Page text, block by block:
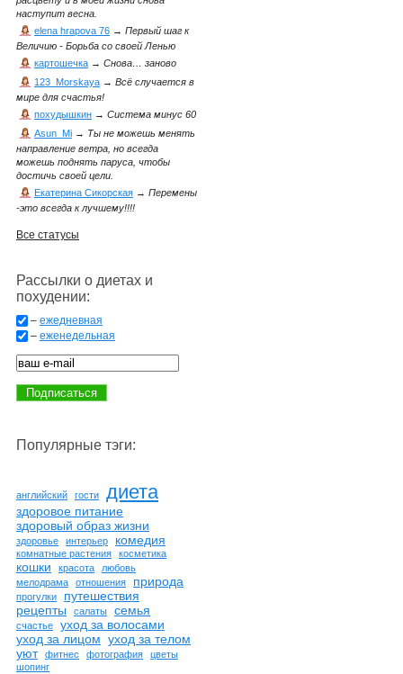
наступит весна.
elena hrapova 76 → Первый шаг к
Величию - Борьба со своей Ленью
картошечка → Снова… заново
123_Morskaya → Всё случается в
мире для счастья!
похудышкин → Система минус 60
Asun_Mi → Ты не можешь менять
направление ветра, но всегда
можешь поднять паруса, чтобы
достичь своей цели.
Екатерина Сикорская → Перемены
-это всегда к лучшему!!!!
Все статусы
Рассылки о диетах и
похудении:
– ежедневная
– еженедельная
Популярные тэги:
английский гости диета
здоровое питание
здоровый образ жизни
здоровье интерьер комедия
комнатные растения косметика
кошки красота
любовь
мелодрама
отношения природа
прогулки
путешествия
рецепты
салаты семья
счастье
уход за волосами
уход за лицом уход за телом
уют
фитнес фотография
цветы
шопинг